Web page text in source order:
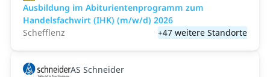
Ausbildung im Abiturientenprogramm zum
Handelsfachwirt (IHK) (m/w/d) 2026
Schefflenz
+47 weitere Standorte
AS Schneider